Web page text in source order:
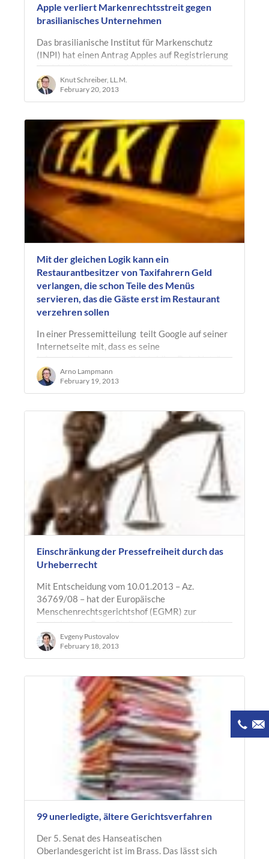
Apple verliert Markenrechtsstreit gegen
brasilianisches Unternehmen
Das brasilianische Institut für Markenschutz
(INPI) hat einen Antrag Apples auf Registrierung
der Marke iPhone abschlägig beschieden. Wie
unter anderem Spiegel Online…
Knut Schreiber, LL.M.
February 20, 2013
Mit der gleichen Logik kann ein
Restaurantbesitzer von Taxifahrern Geld
verlangen, die schon Teile des Menüs
servieren, das die Gäste erst im Restaurant
verzehren sollen
In einer Pressemitteilung teilt Google auf seiner
Internetseite mit, dass es seine
Informationskampagne "Verteidige Dein Netz"
fortsetze. Um die Bevölkerung weiter für…
Arno Lampmann
February 19, 2013
Einschränkung der Pressefreiheit durch das
Urheberrecht
Mit Entscheidung vom 10.01.2013 – Az.
36769/08 – hat der Europäische
Menschenrechtsgerichtshof (EGMR) zur
umstrittenen Frage Stellung genommen, ob bzw.
unter welchen…
Evgeny Pustovalov
February 18, 2013
99 unerledigte, ältere Gerichtsverfahren
Der 5. Senat des Hanseatischen
Oberlandesgericht ist im Brass. Das lässt sich